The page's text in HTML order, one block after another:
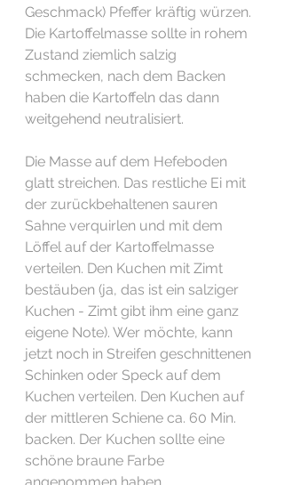
Geschmack) Pfeffer kräftig würzen.
Die Kartoffelmasse sollte in rohem
Zustand ziemlich salzig
schmecken, nach dem Backen
haben die Kartoffeln das dann
weitgehend neutralisiert.
Die Masse auf dem Hefeboden
glatt streichen. Das restliche Ei mit
der zurückbehaltenen sauren
Sahne verquirlen und mit dem
Löffel auf der Kartoffelmasse
verteilen. Den Kuchen mit Zimt
bestäuben (ja, das ist ein salziger
Kuchen - Zimt gibt ihm eine ganz
eigene Note). Wer möchte, kann
jetzt noch in Streifen geschnittenen
Schinken oder Speck auf dem
Kuchen verteilen. Den Kuchen auf
der mittleren Schiene ca. 60 Min.
backen. Der Kuchen sollte eine
schöne braune Farbe